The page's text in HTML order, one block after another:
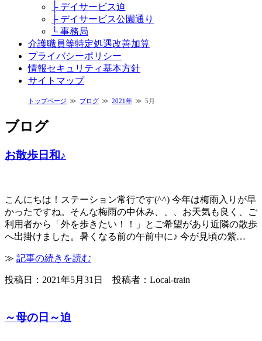
├ デイサービス迫
├ デイサービス公園通り
└ 事務局
介護職員等特定処遇改善加算
プライバシーポリシー
情報セキュリティ基本方針
サイトマップ
トップページ ブログ 2021年 5月
ブログ
お散歩日和♪
こんにちは！ステーション常行です(^^) 今年は梅雨入りが早
かったですね。そんな梅雨の中休み、、、お天気も良く、ご
利用者から「外を歩きたい！！」とご希望があり近隣の散歩
へ出掛けました。暑くなる前の午前中に♪ 今が見頃の紫…
≫ 記事の続きを読む
投稿日：2021年5月31日 投稿者：Local-train
～母の日～迫